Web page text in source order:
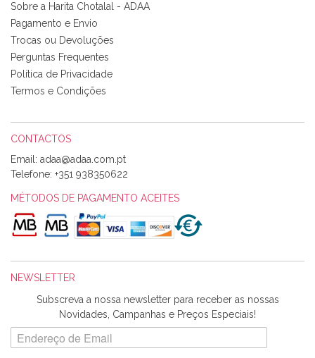
Tudo chegou em condições, pois os produtos vieram muito
bem acondicionados. Estou plenamente satisfeita com os
produtos adquiridos. Relativamente à bolsa, tem um tecido
com um padrão e cores muito bonitas e a execução está
perfeitíssima. Futuramente penso voltar a comprar na vossa
loja, têm excelentes artigos a um preço muito justo. A
Alexandra Morais
Olá boa Noite. Os meus tecidos chegaram hoje. Muito
obrigada pelo miminho que dá um jeitaço pras minhas linhas
de bordar e não sei o que pões nos tecidos, mas que cheiram
maravilhosamente ... cheiram! :) Muito Obrigada.
Harita a minha encomenda já chegou. :) Muito obrigada pela
rapidez no envio, pela qualidade dos materiais que me
enviaste e pela simpatia de sempre. :)
Sobre a Harita Chotalal - ADAA
Pagamento e Envio
Trocas ou Devoluções
Perguntas Frequentes
Política de Privacidade
Termos e Condições
CONTACTOS
Email:
Telefone: +351 938350622
MÉTODOS DE PAGAMENTO ACEITES
NEWSLETTER
Subscreva a nossa newsletter para receber as nossas
Novidades, Campanhas e Preços Especiais!